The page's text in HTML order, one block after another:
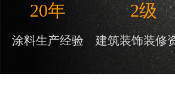
20年
涂料生产经验
2级
建筑装饰装修